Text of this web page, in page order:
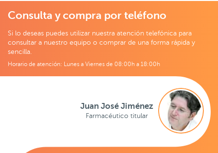
Consulta y compra por teléfono
Si lo deseas puedes utilizar nuestra atención telefónica para
consultar a nuestro equipo o comprar de una forma rápida y
sencilla.
Horario de atención: Lunes a Viernes de 08:00h a 18:00h
Juan José Jiménez
Farmacéutico titular